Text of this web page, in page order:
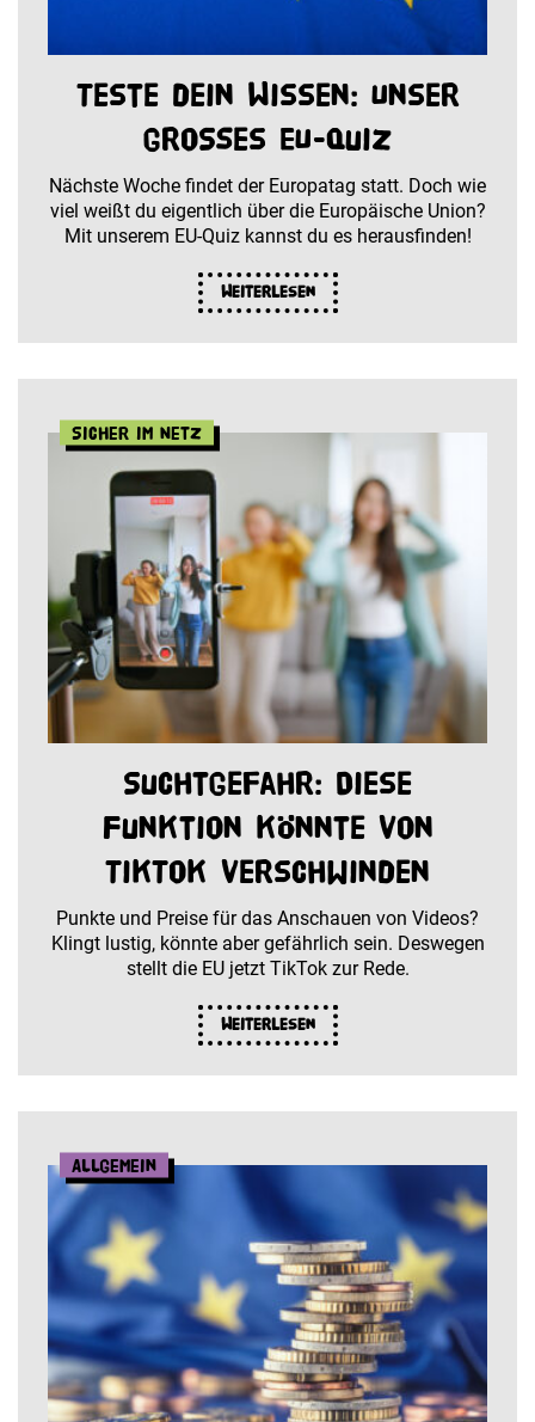
Teste dein Wissen: Unser
großes EU-Quiz
Nächste Woche findet der Europatag statt. Doch wie
viel weißt du eigentlich über die Europäische Union?
Mit unserem EU-Quiz kannst du es herausfinden!
Weiterlesen
Sicher im Netz
Suchtgefahr: Diese
Funktion könnte von
TikTok verschwinden
Punkte und Preise für das Anschauen von Videos?
Klingt lustig, könnte aber gefährlich sein. Deswegen
stellt die EU jetzt TikTok zur Rede.
Weiterlesen
Allgemein